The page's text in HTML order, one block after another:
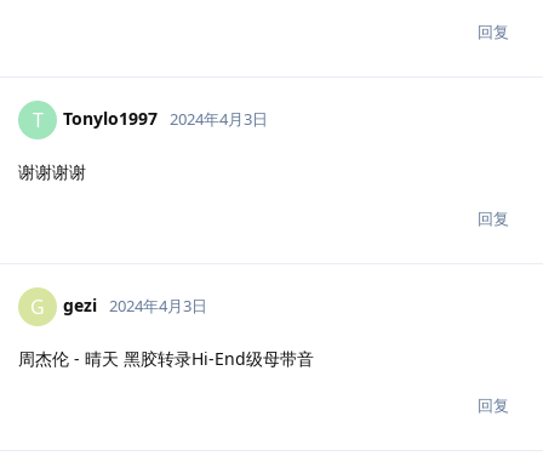
回复
T Tonylo1997 2024年4月3日
谢谢谢谢
回复
G gezi 2024年4月3日
周杰伦 - 晴天 黑胶转录Hi-End级母带音
回复